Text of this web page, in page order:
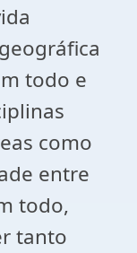
todo e
como
entre
todo,
tanto